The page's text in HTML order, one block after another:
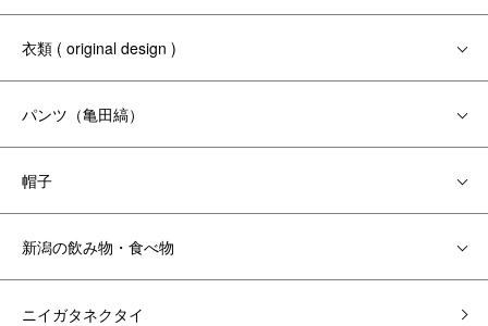
衣類 ( original design )
パンツ（亀田縞）
帽子
新潟の飲み物・食べ物
ニイガタネクタイ